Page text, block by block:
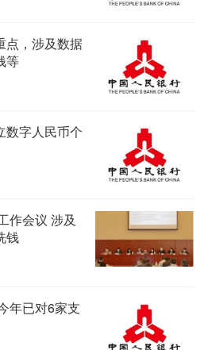
点，涉及数据
等
数字人民币个
作会议 涉及
钱
年已对6家支